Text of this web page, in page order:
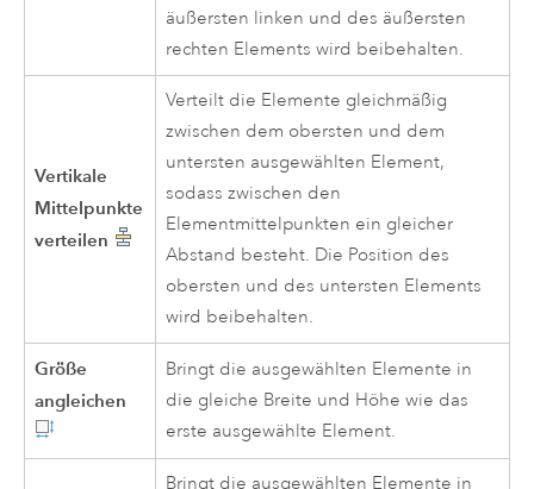
äußersten linken und des äußersten
rechten Elements wird beibehalten.
Vertikale
Mittelpunkte
verteilen
Verteilt die Elemente gleichmäßig
zwischen dem obersten und dem
untersten ausgewählten Element,
sodass zwischen den
Elementmittelpunkten ein gleicher
Abstand besteht. Die Position des
obersten und des untersten Elements
wird beibehalten.
Größe
angleichen
Bringt die ausgewählten Elemente in
die gleiche Breite und Höhe wie das
erste ausgewählte Element.
Bringt die ausgewählten Elemente in